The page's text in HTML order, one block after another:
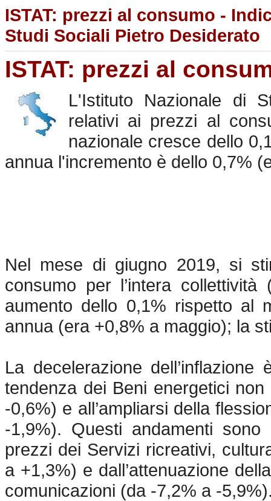
ISTAT: prezzi al consumo -
Studi Sociali Pietro Desiderato
ISTAT: prezzi al
L'Istituto Nazionale di
relativi ai prezzi al
nazionale cresce dello
annua l'incremento è dello 0,7%
Nel mese di giugno 2019, si
consumo per l’intera
aumento dello 0,1% rispetto al
annua (era +0,8% a maggio); la
La decelerazione dell’inflazione
tendenza dei Beni energetici
-0,6%) e all’ampliarsi della
-1,9%). Questi andamenti
prezzi dei Servizi ricreativi,
a +1,3%) e dall’attenuazione
comunicazioni (da -7,2% a -